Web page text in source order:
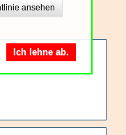
ansehen
Ich lehne ab.